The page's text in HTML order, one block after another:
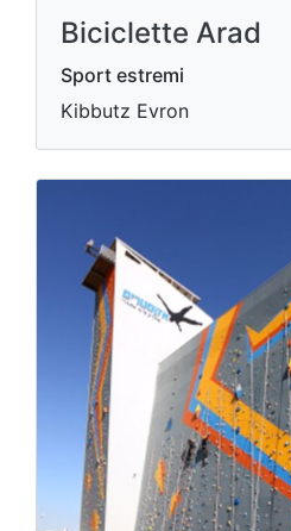
Biciclette Arad
Sport estremi
Kibbutz Evron